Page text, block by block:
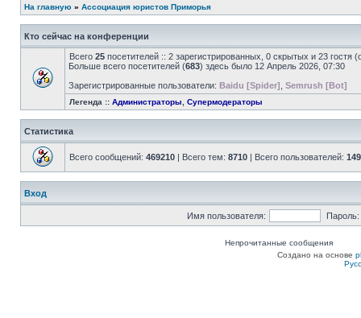
На главную » Ассоциация юристов Приморья
Кто сейчас на конференции
Всего 25 посетителей :: 2 зарегистрированных, 0 скрытых и 23 гостя
Больше всего посетителей (683) здесь было 12 Апрель 2026, 07:30
Зарегистрированные пользователи: Baidu [Spider] Semrush [Bot]
Легенда :: Администраторы Супермодераторы
Статистика
Всего сообщений: 469210 | Всего тем: 8710 | Всего пользователей:
Вход
Имя пользователя: Пароль:
Непрочитанные сообщения
Создано на основе